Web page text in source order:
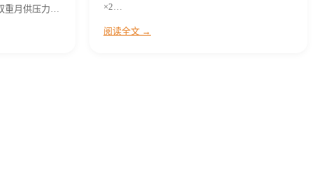
重月供压力…
×2…
阅读全文 →